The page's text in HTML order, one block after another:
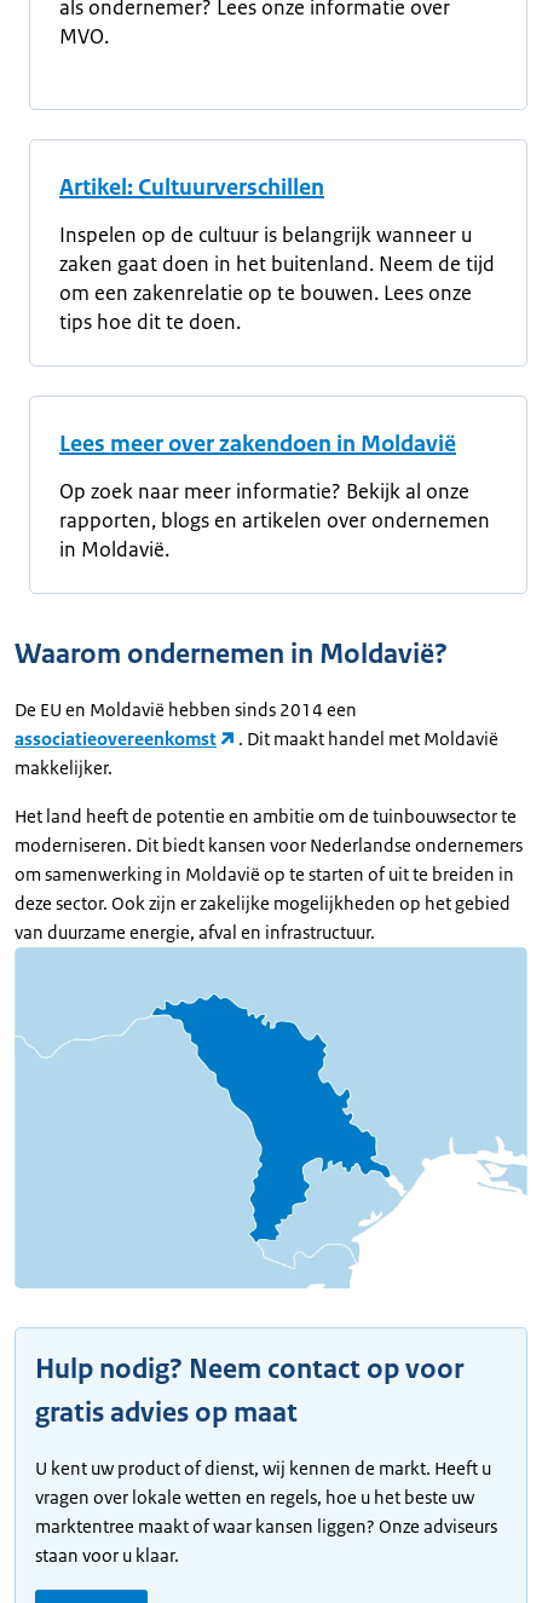
als ondernemer? Lees onze informatie over
MVO.
Artikel: Cultuurverschillen
Inspelen op de cultuur is belangrijk wanneer u
zaken gaat doen in het buitenland. Neem de tijd
om een zakenrelatie op te bouwen. Lees onze
tips hoe dit te doen.
Lees meer over zakendoen in Moldavië
Op zoek naar meer informatie? Bekijk al onze
rapporten, blogs en artikelen over ondernemen
in Moldavië.
Waarom ondernemen in Moldavië?
De EU en Moldavië hebben sinds 2014 een
associatieovereenkomst
. Dit maakt handel met Moldavië
makkelijker.
Het land heeft de potentie en ambitie om de tuinbouwsector te
moderniseren. Dit biedt kansen voor Nederlandse ondernemers
om samenwerking in Moldavië op te starten of uit te breiden in
deze sector. Ook zijn er zakelijke mogelijkheden op het gebied
van duurzame energie, afval en infrastructuur.
Hulp nodig? Neem contact op voor
gratis advies op maat
U kent uw product of dienst, wij kennen de markt. Heeft u
vragen over lokale wetten en regels, hoe u het beste uw
marktentree maakt of waar kansen liggen? Onze adviseurs
staan voor u klaar.